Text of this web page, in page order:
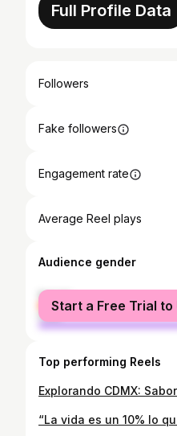
Full Profile Data
Followers
Fake followers
Engagement rate
Average Reel plays
Audience gender
female
male
Start a Free Trial to
Top performing Reels
Explorando CDMX: